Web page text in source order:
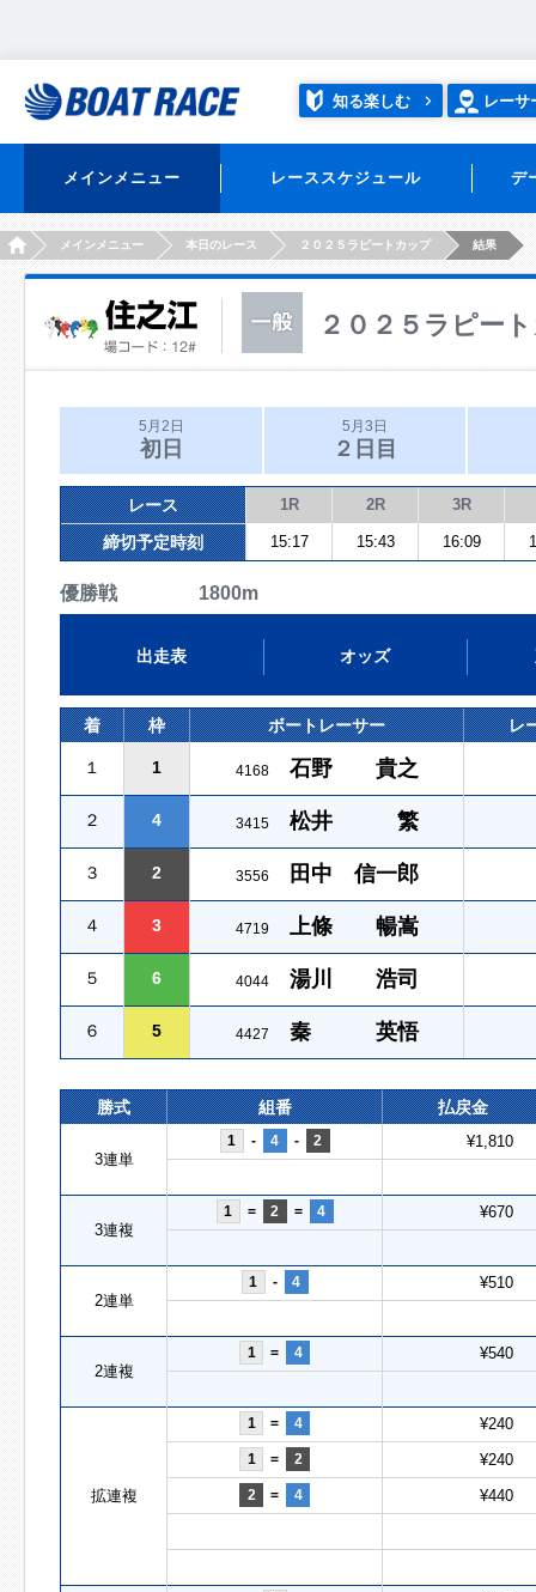
知る楽しむ レーサ
メインメニュー レーススケジュール デ
HOMEメインメニュー 本日のレース ２０２５ラピートカップ 結果
２０２５ラピー
5月2日
初日
5月3日
２日目
レース 1R 2R 3R
締切予定時刻 15:17 15:43 16:09
優勝戦 1800m
出走表 オッズ
着 枠 ボートレーサー レ
１ 1 4168 石野 貴之
２ 4 3415 松井 繁
３ 2 3556 田中 信一郎
４ 3 4719 上條 暢嵩
５ 6 4044 湯川 浩司
６ 5 4427 秦 英悟
勝式 組番 払戻金
3連単
1 - 4 - 2 ¥1,810
3連複
1 = 2 = 4 ¥670
2連単
1 - 4 ¥510
2連複
1 = 4 ¥540
拡連複
1 = 4 ¥240
1 = 2 ¥240
2 = 4 ¥440